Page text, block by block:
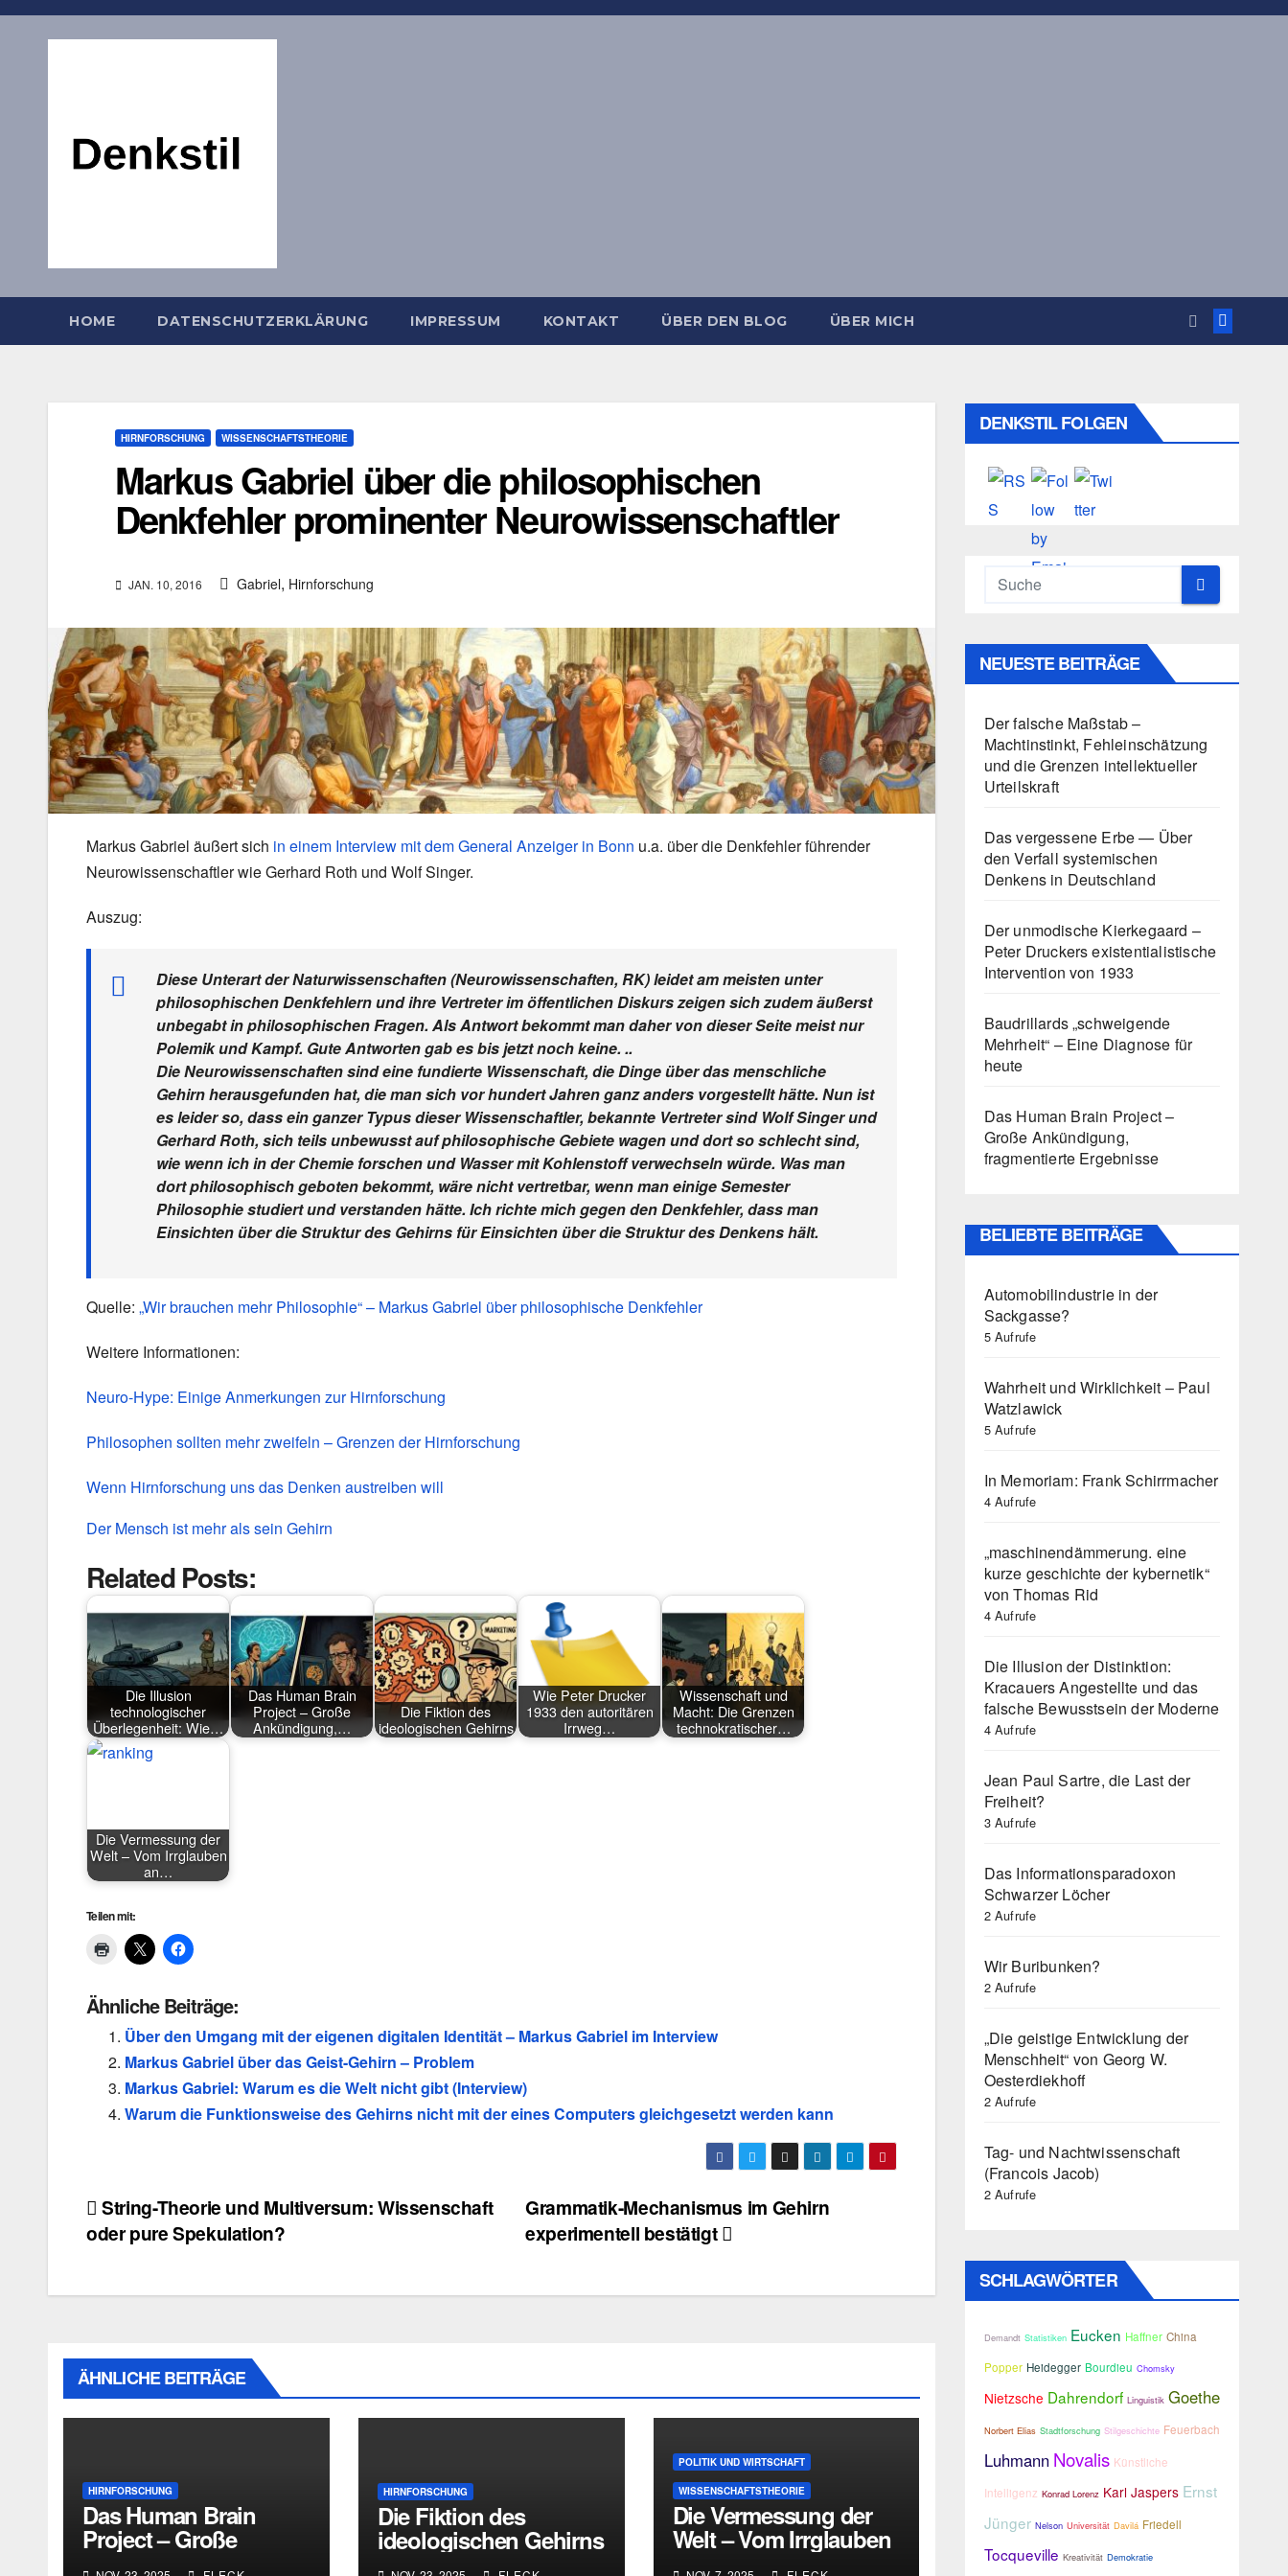
Zum
HOME DATENSCHUTZERKLÄRUNG IMPRESSUM KONTAKT ÜBER DEN BLOG ÜBER MICH
HIRNFORSCHUNG WISSENSCHAFTSTHEORIE
Markus Gabriel über die philosophischen
Denkfehler prominenter Neurowissenschaftler
JAN. 10, 2016 Gabriel, Hirnforschung
Markus Gabriel äußert sich in einem Interview mit dem General Anzeiger in Bonn u.a. über die Denkfehler führender
Neurowissenschaftler wie Gerhard Roth und Wolf Singer.
Auszug:
Diese Unterart der Naturwissenschaften (Neurowissenschaften, RK) leidet am meisten unter
philosophischen Denkfehlern und ihre Vertreter im öffentlichen Diskurs zeigen sich zudem äußerst
unbegabt in philosophischen Fragen. Als Antwort bekommt man daher von dieser Seite meist nur
Polemik und Kampf. Gute Antworten gab es bis jetzt noch keine. ..
Die Neurowissenschaften sind eine fundierte Wissenschaft, die Dinge über das menschliche
Gehirn herausgefunden hat, die man sich vor hundert Jahren ganz anders vorgestellt hätte. Nun ist
es leider so, dass ein ganzer Typus dieser Wissenschaftler, bekannte Vertreter sind Wolf Singer und
Gerhard Roth, sich teils unbewusst auf philosophische Gebiete wagen und dort so schlecht sind,
wie wenn ich in der Chemie forschen und Wasser mit Kohlenstoff verwechseln würde. Was man
dort philosophisch geboten bekommt, wäre nicht vertretbar, wenn man einige Semester
Philosophie studiert und verstanden hätte. Ich richte mich gegen den Denkfehler, dass man
Einsichten über die Struktur des Gehirns für Einsichten über die Struktur des Denkens hält.
Quelle: „Wir brauchen mehr Philosophie“ – Markus Gabriel über philosophische Denkfehler
Weitere Informationen:
Neuro-Hype: Einige Anmerkungen zur Hirnforschung
Philosophen sollten mehr zweifeln – Grenzen der Hirnforschung
Wenn Hirnforschung uns das Denken austreiben will
Der Mensch ist mehr als sein Gehirn
Related Posts:
Die Illusion
technologischer
Überlegenheit: Wie…
Das Human Brain
Project – Große
Ankündigung,…
Die Fiktion des
ideologischen Gehirns
Wie Peter Drucker
1933 den autoritären
Irrweg…
Wissenschaft und
Macht: Die Grenzen
technokratischer…
Die Vermessung der
Welt – Vom Irrglauben
an…
Teilen mit:
Ähnliche Beiträge:
Über den Umgang mit der eigenen digitalen Identität – Markus Gabriel im Interview
Markus Gabriel über das Geist-Gehirn – Problem
Markus Gabriel: Warum es die Welt nicht gibt (Interview)
Warum die Funktionsweise des Gehirns nicht mit der eines Computers gleichgesetzt werden kann
Beitragsnavigation
Grammatik-Mechanismus im Gehirn
experimentell bestätigt
String-Theorie und Multiversum: Wissenschaft
oder pure Spekulation?
ÄHNLICHE BEITRÄGE
HIRNFORSCHUNG
Das Human Brain
Project – Große
Ankündigung,
HIRNFORSCHUNG
Die Fiktion des
ideologischen Gehirns
POLITIK UND WIRTSCHAFT
WISSENSCHAFTSTHEORIE
Die Vermessung der
Welt – Vom Irrglauben
an objektive Rankings
DENKSTIL FOLGEN
NEUESTE BEITRÄGE
Der falsche Maßstab –
Machtinstinkt, Fehleinschätzung
und die Grenzen intellektueller
Urteilskraft
Das vergessene Erbe — Über
den Verfall systemischen
Denkens in Deutschland
Der unmodische Kierkegaard –
Peter Druckers existentialistische
Intervention von 1933
Baudrillards „schweigende
Mehrheit“ – Eine Diagnose für
heute
Das Human Brain Project –
Große Ankündigung,
fragmentierte Ergebnisse
BELIEBTE BEITRÄGE
Automobilindustrie in der
Sackgasse?
5 Aufrufe
Wahrheit und Wirklichkeit – Paul
Watzlawick
5 Aufrufe
In Memoriam: Frank Schirrmacher
4 Aufrufe
„maschinendämmerung. eine
kurze geschichte der kybernetik“
von Thomas Rid
4 Aufrufe
Die Illusion der Distinktion:
Kracauers Angestellte und das
falsche Bewusstsein der Moderne
4 Aufrufe
Jean Paul Sartre, die Last der
Freiheit?
3 Aufrufe
Das Informationsparadoxon
Schwarzer Löcher
2 Aufrufe
Wir Buribunken?
2 Aufrufe
„Die geistige Entwicklung der
Menschheit“ von Georg W.
Oesterdiekhoff
2 Aufrufe
Tag- und Nachtwissenschaft
(Francois Jacob)
2 Aufrufe
SCHLAGWÖRTER
Demandt Statistiken Eucken Haffner China
Popper Heidegger Bourdieu Chomsky
Nietzsche Dahrendorf Linguistik Goethe
Norbert Elias Stadtforschung Stilgeschichte Feuerbach
Luhmann Novalis Künstliche
Intelligenz Konrad Lorenz Karl Jaspers Ernst
Jünger Nelson Universität Davilá Friedell
Tocqueville Kreativität Demokratie